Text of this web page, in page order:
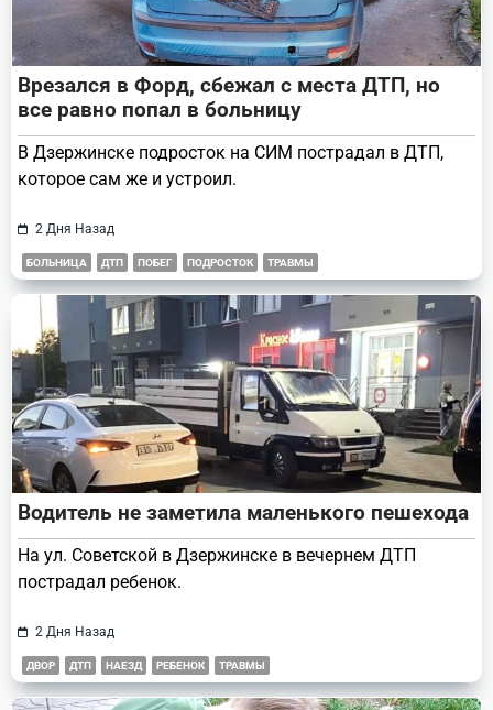
Врезался в Форд, сбежал с места ДТП, но
все равно попал в больницу
В Дзержинске подросток на СИМ пострадал в ДТП,
которое сам же и устроил.
2 Дня Назад
БОЛЬНИЦА ДТП ПОБЕГ ПОДРОСТОК ТРАВМЫ
Водитель не заметила маленького пешехода
На ул. Советской в Дзержинске в вечернем ДТП
пострадал ребенок.
2 Дня Назад
ДВОР ДТП НАЕЗД РЕБЕНОК ТРАВМЫ